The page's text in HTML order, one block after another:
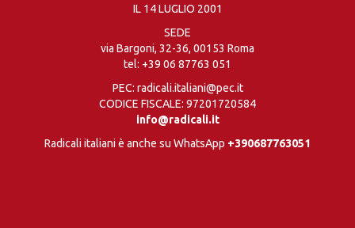
IL 14 LUGLIO 2001
SEDE
via Bargoni, 32-36, 00153 Roma
tel: +39 06 87763 051
PEC: radicali.italiani@pec.it
CODICE FISCALE: 97201720584
info@radicali.it
Radicali italiani è anche su WhatsApp +390687763051